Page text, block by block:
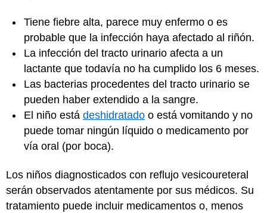
Tiene fiebre alta, parece muy enfermo o es
probable que la infección haya afectado al riñón.
La infección del tracto urinario afecta a un
lactante que todavía no ha cumplido los 6 meses.
Las bacterias procedentes del tracto urinario se
pueden haber extendido a la sangre.
El niño está deshidratado o está vomitando y no
puede tomar ningún líquido o medicamento por
vía oral (por boca).
Los niños diagnosticados con reflujo vesicoureteral
serán observados atentamente por sus médicos. Su
tratamiento puede incluir medicamentos o, menos